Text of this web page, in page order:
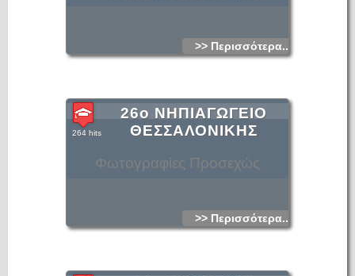
>> Περισσότερα...
Φωτογραφίες Προσεχώς
26ο ΝΗΠΙΑΓΩΓΕΙΟ
ΘΕΣΣΑΛΟΝΙΚΗΣ
264 hits
>> Περισσότερα...